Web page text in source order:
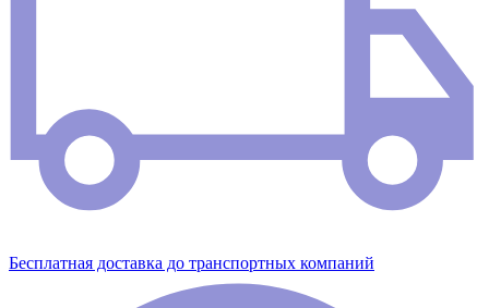
Бесплатная доставка до транспортных компаний